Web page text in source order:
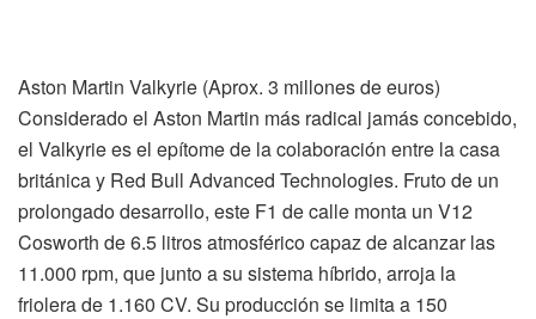
Aston Martin Valkyrie (Aprox. 3 millones de euros)
Considerado el Aston Martin más radical jamás concebido,
el Valkyrie es el epítome de la colaboración entre la casa
británica y Red Bull Advanced Technologies. Fruto de un
prolongado desarrollo, este F1 de calle monta un V12
Cosworth de 6.5 litros atmosférico capaz de alcanzar las
11.000 rpm, que junto a su sistema híbrido, arroja la
friolera de 1.160 CV. Su producción se limita a 150